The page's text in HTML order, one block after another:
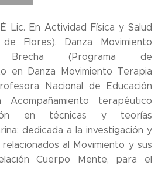
Lic. En Actividad Física y Salud
de Flores), Danza Movimiento
Brecha (Programa de
en Danza Movimiento Terapia
Nacional de Educación
Acompañamiento terapéutico
en técnicas y teorías
dedicada a la investigación y
al Movimiento y sus
Cuerpo Mente, para el